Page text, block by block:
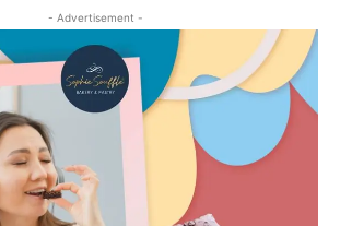
- Advertisement -